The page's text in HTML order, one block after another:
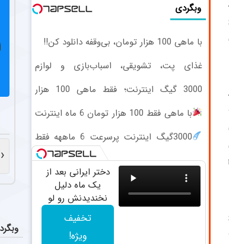
وبگردی
با ماهی 100 هزار تومان، بی‌وقفه دانلود کن!!
غذای پت، تشویقی، اسباب‌بازی و لوازم
3000 گیگ اینترنت؛ فقط ماهی 100 هزار
با ماهی فقط 100 هزار تومان 6 ماه اینترنت
3000گیگ اینترنت پرسرعت 6 ماههه فقط
دختر ایرانی بعد از
یک ماه دلیل
نخندیدنش رو لو
تخفیف
ویژه!
اخبار
‹